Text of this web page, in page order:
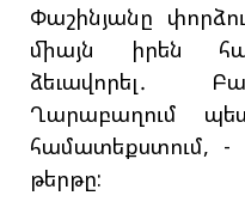
Փաշինյանը
միայն իրեն
ձեւավորել․
Ղարաբաղում
համատեքստում,
թերթը: